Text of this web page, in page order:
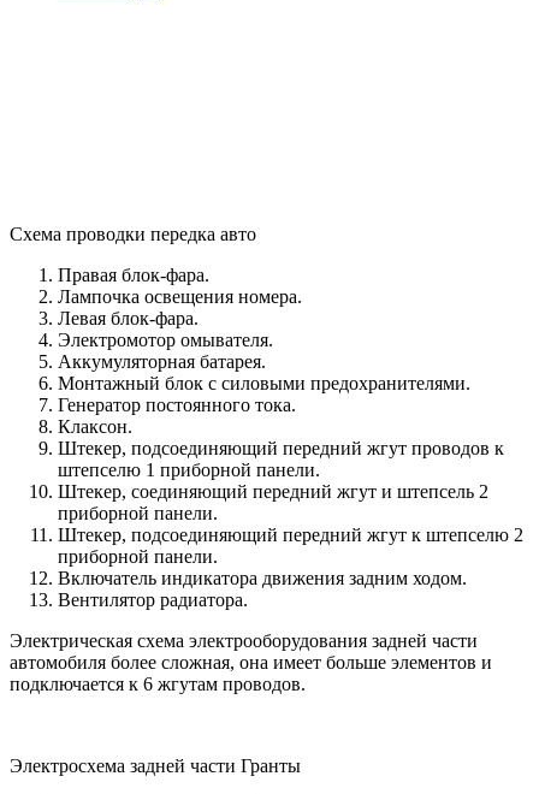
Схема проводки передка авто
Правая блок-фара.
Лампочка освещения номера.
Левая блок-фара.
Электромотор омывателя.
Аккумуляторная батарея.
Монтажный блок с силовыми предохранителями.
Генератор постоянного тока.
Клаксон.
Штекер, подсоединяющий передний жгут проводов к
штепселю 1 приборной панели.
Штекер, соединяющий передний жгут и штепсель 2
приборной панели.
Штекер, подсоединяющий передний жгут к штепселю 2
приборной панели.
Включатель индикатора движения задним ходом.
Вентилятор радиатора.
Электрическая схема электрооборудования задней части
автомобиля более сложная, она имеет больше элементов и
подключается к 6 жгутам проводов.
Электросхема задней части Гранты